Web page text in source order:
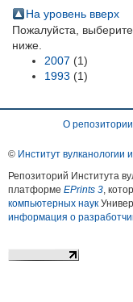
На уровень вверх
Пожалуйста,
ниже.
2007 (1)
1993 (1)
О репозитории
© Институт
Репозиторий Института
платформе EPrints 3,
компьютерных наук
информация о